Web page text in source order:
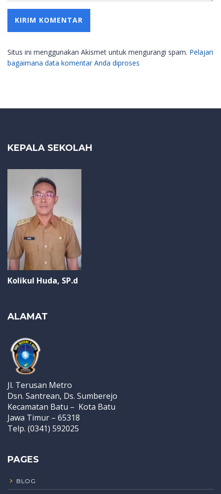
Situs ini menggunakan Akismet untuk mengurangi spam. Pelajari
bagaimana data komentar Anda diproses
KEPALA SEKOLAH
Kolikul Huda, SP.d
ALAMAT
Jl. Terusan Metro
Dsn. Santrean, Ds. Sumberejo
Kecamatan Batu – Kota Batu
Jawa Timur – 65318
Telp. (0341) 592025
PAGES
BLOG